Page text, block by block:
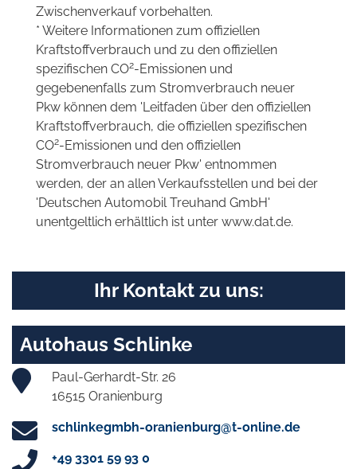
Zwischenverkauf vorbehalten.
* Weitere Informationen zum offiziellen
Kraftstoffverbrauch und zu den offiziellen
spezifischen CO2-Emissionen und
gegebenenfalls zum Stromverbrauch neuer
Pkw können dem 'Leitfaden über den offiziellen
Kraftstoffverbrauch, die offiziellen spezifischen
CO2-Emissionen und den offiziellen
Stromverbrauch neuer Pkw' entnommen
werden, der an allen Verkaufsstellen und bei der
'Deutschen Automobil Treuhand GmbH'
unentgeltlich erhältlich ist unter www.dat.de.
Ihr Kontakt zu uns:
Autohaus Schlinke
Paul-Gerhardt-Str. 26
16515 Oranienburg
schlinkegmbh-oranienburg@t-online.de
+49 3301 59 93 0